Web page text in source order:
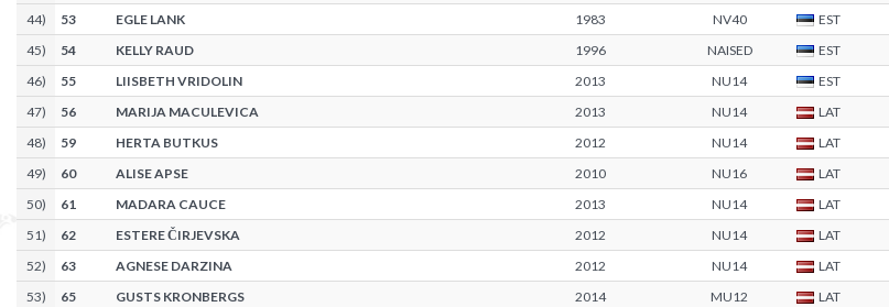
44) 53 EGLE LANK 1983 NV40 EST
45) 54 KELLY RAUD 1996 NAISED EST
46) 55 LIISBETH VRIDOLIN 2013 NU14 EST
47) 56 MARIJA MACULEVICA 2013 NU14 LAT
48) 59 HERTA BUTKUS 2012 NU14 LAT
49) 60 ALISE APSE 2010 NU16 LAT
50) 61 MADARA CAUCE 2013 NU14 LAT
51) 62 ESTERE ČIRJEVSKA 2012 NU14 LAT
52) 63 AGNESE DARZINA 2012 NU14 LAT
53) 65 GUSTS KRONBERGS 2014 MU12 LAT